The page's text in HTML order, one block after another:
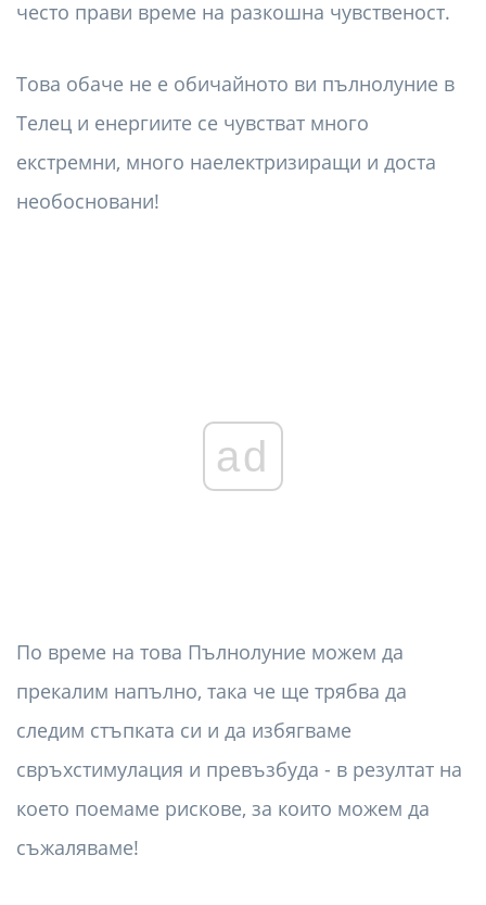
често прави време на разкошна чувственост.
Това обаче не е обичайното ви пълнолуние в
Телец и енергиите се чувстват много
екстремни, много наелектризиращи и доста
необосновани!
ad
По време на това Пълнолуние можем да
прекалим напълно, така че ще трябва да
следим стъпката си и да избягваме
свръхстимулация и превъзбуда - в резултат на
което поемаме рискове, за които можем да
съжаляваме!